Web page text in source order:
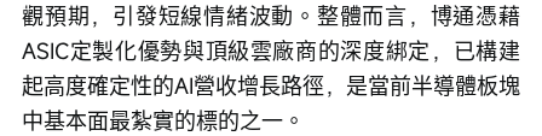
觀預期，引發短線情緒波動。整體而言，博通憑藉
ASIC定製化優勢與頂級雲廠商的深度綁定，已構建
起高度確定性的AI營收增長路徑，是當前半導體板塊
中基本面最紮實的標的之一。